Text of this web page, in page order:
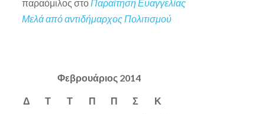
παραόμιλος στο Παραίτηση Ευαγγελίας
Μελά από αντιδήμαρχος Πολιτισμού
Φεβρουάριος 2014
Δ Τ Τ Π Π Σ Κ